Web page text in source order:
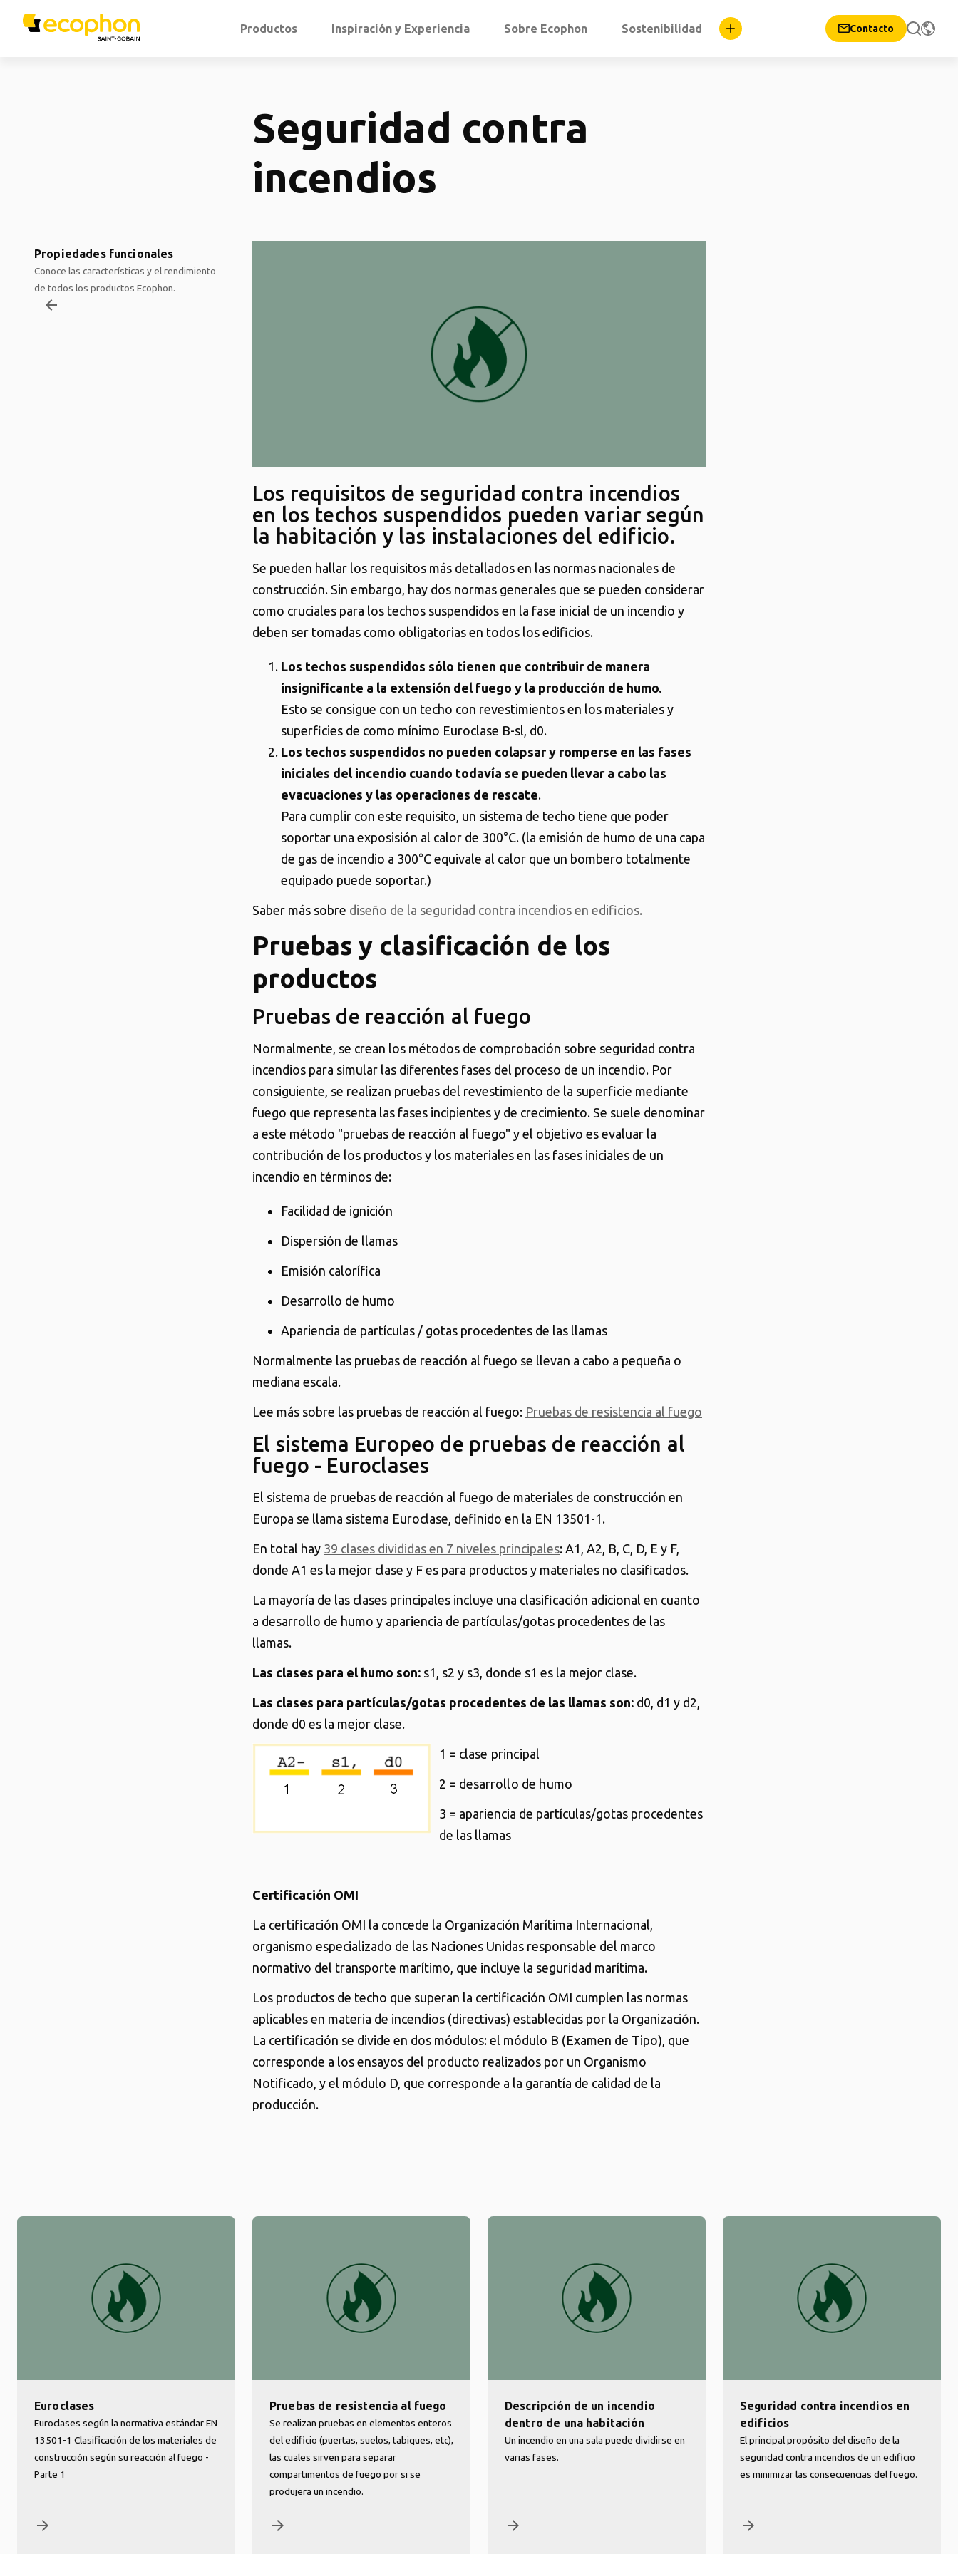
Productos Inspiración y Experiencia Sobre Ecophon Sostenibilidad Contacto
Seguridad contra
incendios
Propiedades funcionales
Conoce las características y el rendimiento
de todos los productos Ecophon.
arrow_backward
Los requisitos de seguridad contra incendios
en los techos suspendidos pueden variar según
la habitación y las instalaciones del edificio.
Se pueden hallar los requisitos más detallados en las normas nacionales de
construcción. Sin embargo, hay dos normas generales que se pueden considerar
como cruciales para los techos suspendidos en la fase inicial de un incendio y
deben ser tomadas como obligatorias en todos los edificios.
Los techos suspendidos sólo tienen que contribuir de manera
insignificante a la extensión del fuego y la producción de humo.
Esto se consigue con un techo con revestimientos en los materiales y
superficies de como mínimo Euroclase B-sl, d0.
Los techos suspendidos no pueden colapsar y romperse en las fases
iniciales del incendio cuando todavía se pueden llevar a cabo las
evacuaciones y las operaciones de rescate.
Para cumplir con este requisito, un sistema de techo tiene que poder
soportar una exposisión al calor de 300°C. (la emisión de humo de una capa
de gas de incendio a 300°C equivale al calor que un bombero totalmente
equipado puede soportar.)
Saber más sobre diseño de la seguridad contra incendios en edificios.
Pruebas y clasificación de los
productos
Pruebas de reacción al fuego
Normalmente, se crean los métodos de comprobación sobre seguridad contra
incendios para simular las diferentes fases del proceso de un incendio. Por
consiguiente, se realizan pruebas del revestimiento de la superficie mediante
fuego que representa las fases incipientes y de crecimiento. Se suele denominar
a este método "pruebas de reacción al fuego" y el objetivo es evaluar la
contribución de los productos y los materiales en las fases iniciales de un
incendio en términos de:
Facilidad de ignición
Dispersión de llamas
Emisión calorífica
Desarrollo de humo
Apariencia de partículas / gotas procedentes de las llamas
Normalmente las pruebas de reacción al fuego se llevan a cabo a pequeña o
mediana escala.
Lee más sobre las pruebas de reacción al fuego: Pruebas de resistencia al fuego
El sistema Europeo de pruebas de reacción al
fuego - Euroclases
El sistema de pruebas de reacción al fuego de materiales de construcción en
Europa se llama sistema Euroclase, definido en la EN 13501-1.
En total hay 39 clases divididas en 7 niveles principales: A1, A2, B, C, D, E y F,
donde A1 es la mejor clase y F es para productos y materiales no clasificados.
La mayoría de las clases principales incluye una clasificación adicional en cuanto
a desarrollo de humo y apariencia de partículas/gotas procedentes de las
llamas.
Las clases para el humo son: s1, s2 y s3, donde s1 es la mejor clase.
Las clases para partículas/gotas procedentes de las llamas son: d0, d1 y d2,
donde d0 es la mejor clase.
1 = clase principal
2 = desarrollo de humo
3 = apariencia de partículas/gotas procedentes
de las llamas
Certificación OMI
La certificación OMI la concede la Organización Marítima Internacional,
organismo especializado de las Naciones Unidas responsable del marco
normativo del transporte marítimo, que incluye la seguridad marítima.
Los productos de techo que superan la certificación OMI cumplen las normas
aplicables en materia de incendios (directivas) establecidas por la Organización.
La certificación se divide en dos módulos: el módulo B (Examen de Tipo), que
corresponde a los ensayos del producto realizados por un Organismo
Notificado, y el módulo D, que corresponde a la garantía de calidad de la
producción.
Euroclases
Euroclases según la normativa estándar EN
13501-1 Clasificación de los materiales de
construcción según su reacción al fuego -
Parte 1
arrow_forward
Pruebas de resistencia al fuego
Se realizan pruebas en elementos enteros
del edificio (puertas, suelos, tabiques, etc),
las cuales sirven para separar
compartimentos de fuego por si se
produjera un incendio.
arrow_forward
Descripción de un incendio
dentro de una habitación
Un incendio en una sala puede dividirse en
varias fases.
arrow_forward
Seguridad contra incendios en
edificios
El principal propósito del diseño de la
seguridad contra incendios de un edificio
es minimizar las consecuencias del fuego.
arrow_forward